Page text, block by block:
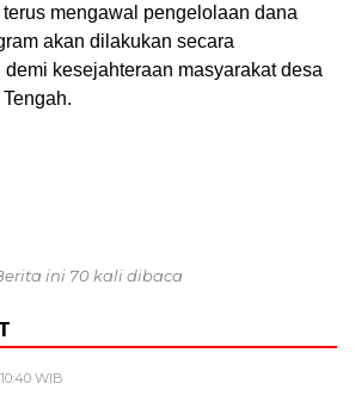
mengawal pengelolaan dana
akan dilakukan secara
kesejahteraan masyarakat desa
ini 70 kali dibaca
WIB